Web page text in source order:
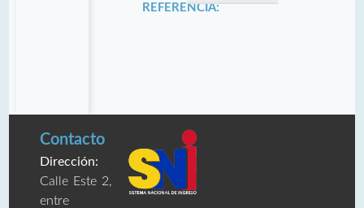
REFERENCIA:
Contacto
Dirección:
Calle Este 2,
entre